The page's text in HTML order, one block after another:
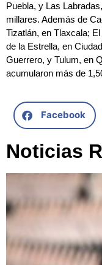
Puebla, y Las
millares. Además de
Tizatlán, en Tlaxcala;
de la Estrella, en
Guerrero, y Tulum, en
acumularon más de
Facebook
Noticias